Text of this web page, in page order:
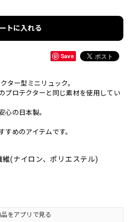
トに入れる
Save
ター型ミニリュック。
プロテクターと同じ素材を使用してい
心の日本製。
すめのアイテムです。
(ナイロン、ポリエステル)
品をアプリで見る